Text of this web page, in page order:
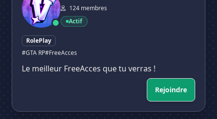
124 membres
Actif
RolePlay
#GTA RP#FreeAcces
Le meilleur FreeAcces que tu verras !
Rejoindre